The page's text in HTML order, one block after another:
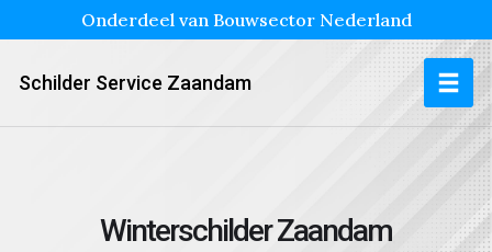
Onderdeel van Bouwsector Nederland
Schilder Service Zaandam
Winterschilder Zaandam